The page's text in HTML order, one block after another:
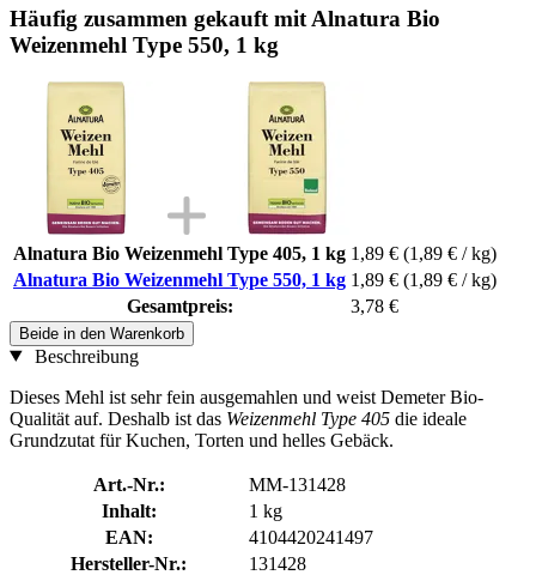
Häufig zusammen gekauft mit Alnatura Bio
Weizenmehl Type 550, 1 kg
Alnatura Bio Weizenmehl Type 405, 1 kg 1,89 € (1,89 € / kg)
Alnatura Bio Weizenmehl Type 550, 1 kg 1,89 € (1,89 € / kg)
Gesamtpreis:
3,78 €
Beide in den Warenkorb
Beschreibung
Dieses Mehl ist sehr fein ausgemahlen und weist Demeter Bio-
Qualität auf. Deshalb ist das Weizenmehl Type 405 die ideale
Grundzutat für Kuchen, Torten und helles Gebäck.
Art.-Nr.:
MM-131428
Inhalt:
1 kg
EAN:
4104420241497
Hersteller-Nr.:
131428